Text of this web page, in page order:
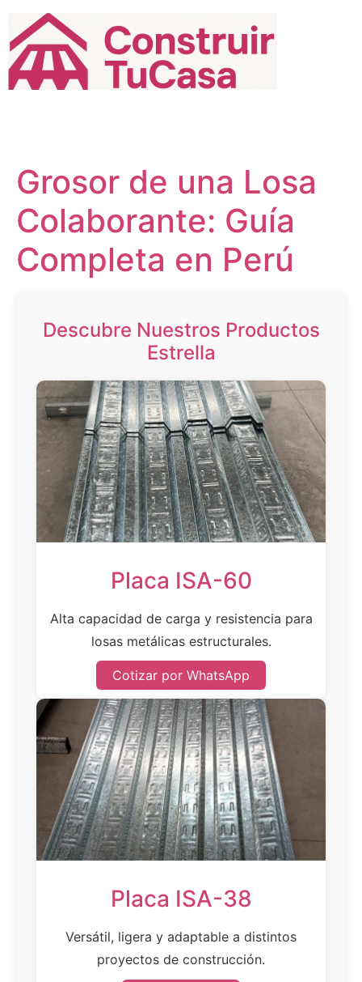
contenido
Grosor de una Losa
Colaborante: Guía
Completa en Perú
Descubre Nuestros Productos
Estrella
Placa ISA-60
Alta capacidad de carga y resistencia para
losas metálicas estructurales.
Cotizar por WhatsApp
Placa ISA-38
Versátil, ligera y adaptable a distintos
proyectos de construcción.